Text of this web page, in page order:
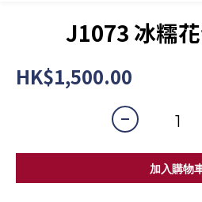
J1073 冰糯
HK$1,500.00
加入購物